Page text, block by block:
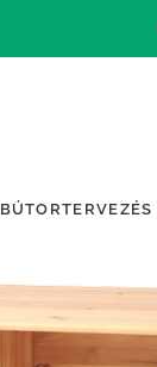
BÚTORTERVEZÉS